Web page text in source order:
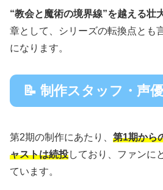
“教会と魔術の境界線”を越える壮
章として、シリーズの転換点とも
になります。
📝 制作スタッフ・声
第2期の制作にあたり、 第1期から
ャストは続投しており、ファンに
ています。